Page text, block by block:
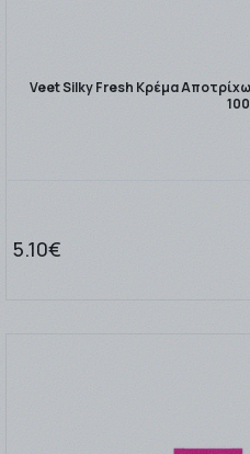
Veet Silky Fresh Κρέμα
5.10€